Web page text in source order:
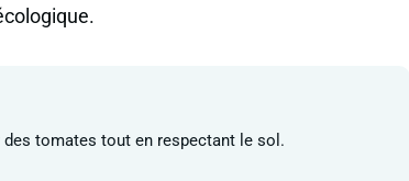
tomates tout en respectant le sol.